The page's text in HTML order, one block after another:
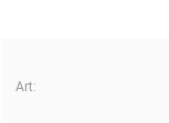
Art: